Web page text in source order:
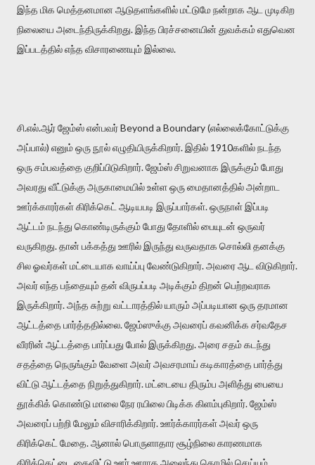
இந்த மிக மெத்தனமான ஆடுதளங்களில் மட்டுமே நன்றாக ஆட முடிகிற
நிலையை அடைந்திருக்கிறது. இந்த பிரச்சனையின் துவக்கம் எதுவென
இப்படத்தில் எந்த விசாரணையும் இல்லை.
சி.எல்.ஆர் ஜேம்ஸ் என்பவர் Beyond a Boundary (எல்லைக்கோட்டுக்கு
அப்பால்) எனும் ஒரு நூல் எழுதியிருக்கிறார். இதில் 1910களில் நடந்த
ஒரு சம்பவத்தை குறிப்பிடுகிறார். ஜேம்ஸ் சிறுவனாக இருக்கும் போது
அவரது வீட்டுக்கு அருகாமையில் உள்ள ஒரு மைதானத்தில் அன்றாட
ஊர்க்காரர்கள் கிரிக்கெட் ஆடியபடி இருப்பார்கள். ஒருநாள் இப்படி
ஆட்டம் நடந்து கொண்டிருக்கும் போது தோளில் பையுடன் ஒருவர்
வருகிறது. தான் பக்கத்து ஊரில் இருந்து வருவதாக சொல்லி தனக்கு
சில ஓவர்கள் மட்டையாக வாய்ப்பு வேண்டுகிறார். அவரை ஆட விடுகிறார்.
அவர் எந்த பந்தையும் தன் விருபப்படி அடிக்கும் திறன் பெற்றவராக
இருக்கிறார். அந்த சுற்று வட்டாரத்தில் யாரும் அப்படியான ஒரு தரமான
ஆட்டத்தை பார்த்ததில்லை. ஜேம்ஸுக்கு அவரைப் கவனிக்க சர்வதேச
வீரரின் ஆட்டத்தை பார்ப்பது போல் இருக்கிறது. அரை சதம் கடந்து
சதத்தை நெருங்கும் வேளை அவர் அவசரமாய் கடிகாரத்தை பார்த்து
விட்டு ஆட்டத்தை நிறுத்துகிறார். மட்டையை திரும்ப அளித்து பையை
தூக்கிக் கொண்டு மாலை நேர ரயிலை பிடிக்க கிளம்புகிறார். ஜேம்ஸ்
அவரைப் பற்றி மேலும் விசாரிக்கிறார். ஊர்க்காரர்கள் அவர் ஒரு
கிரிக்கெட் மேதை. ஆனால் பொருளாதார சூழ்நிலை காரணமாக
கிரிக்கெட்டை கைவிட்டு ஊர் ஊராக அலைந்து தொழில் செய்யும்